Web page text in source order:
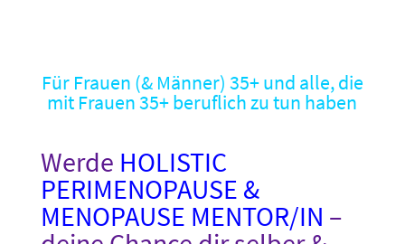
Für Frauen (& Männer) 35+ und alle, die
mit Frauen 35+ beruflich zu tun haben
Werde HOLISTIC
PERIMENOPAUSE &
MENOPAUSE MENTOR/IN –